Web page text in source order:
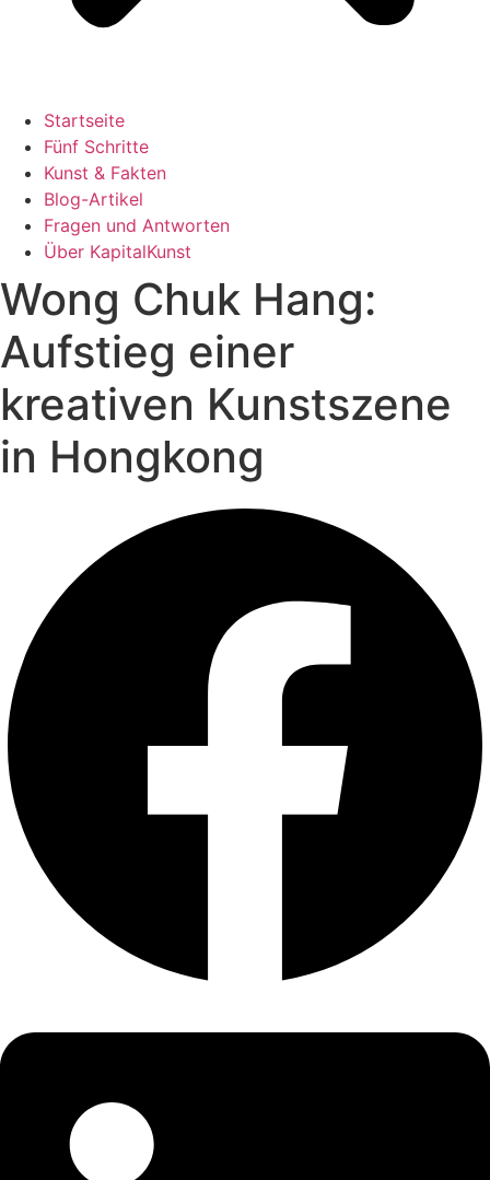
Startseite
Fünf Schritte
Kunst & Fakten
Blog-Artikel
Fragen und Antworten
Über KapitalKunst
Wong Chuk Hang:
Aufstieg einer
kreativen Kunstszene
in Hongkong